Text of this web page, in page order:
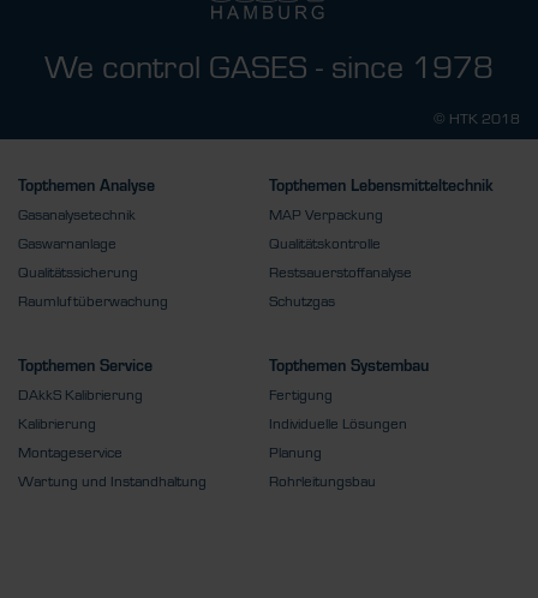
We control GASES - since 1978
© HTK 2018
Topthemen Analyse
Gasanalysetechnik
Gaswarnanlage
Qualitätssicherung
Raumluftüberwachung
Topthemen Lebensmitteltechnik
MAP Verpackung
Qualitätskontrolle
Restsauerstoffanalyse
Schutzgas
Topthemen Service
DAkkS Kalibrierung
Kalibrierung
Montageservice
Wartung und Instandhaltung
Topthemen Systembau
Fertigung
Individuelle Lösungen
Planung
Rohrleitungsbau